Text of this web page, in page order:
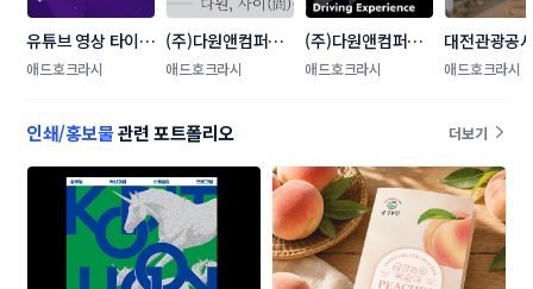
유튜브 영상 타이틀
모션그래픽(디자
애드호크라시
(주)다원앤컴퍼니
온라인 홍보 캠페인
애드호크라시
(주)다원앤컴퍼니
온라인(SNS) 콘텐
애드호크라시
대전관광공
인(SNS) 홍
애드호크라시
인쇄/홍보물관련 포트폴리오 더보기